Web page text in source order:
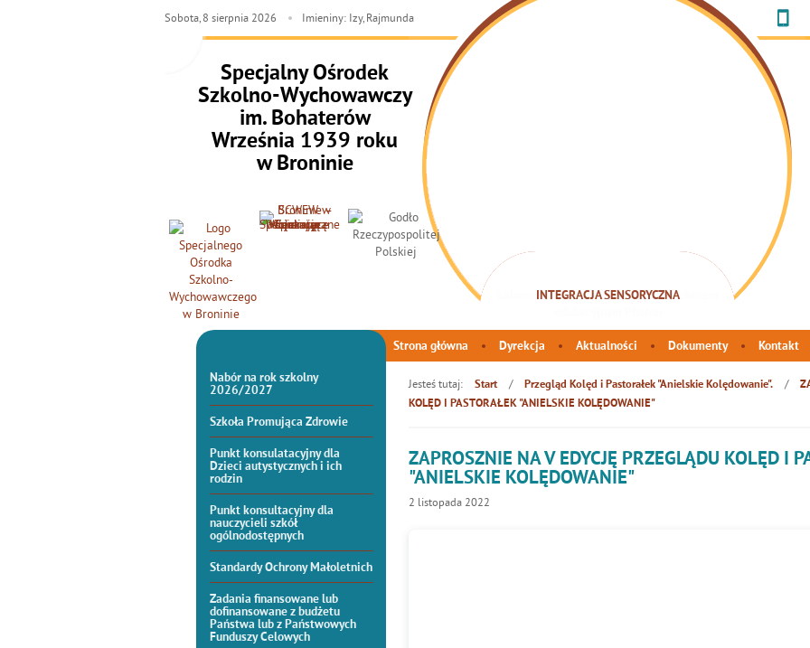
Specjalny Ośrodek
Szkolno-Wychowawczy
im. Bohaterów
Września 1939 roku
w Broninie
Sobota, 8 sierpnia 2026 Imieniny: Izy, Rajmunda
INTEGRACJA SENSORYCZNA
Strona główna Dyrekcja Aktualności Dokumenty Kontakt
Nabór na rok szkolny
2026/2027
Szkoła Promująca Zdrowie
Punkt konsulatacyjny dla
Dzieci autystycznych i ich
rodzin
Punkt konsultacyjny dla
nauczycieli szkół
ogólnodostępnych
Standardy Ochrony Małoletnich
Zadania finansowane lub
dofinansowane z budżetu
Państwa lub z Państwowych
Funduszy Celowych
Jesteś tutaj: Start / Przegląd Kolęd i Pastorałek "Anielskie Kolędowanie". /
KOLĘD I PASTORAŁEK "ANIELSKIE KOLĘDOWANIE"
ZAPROSZNIE NA V EDYCJĘ PRZEGLĄDU KOLĘD I
"ANIELSKIE KOLĘDOWANIE"
2 listopada 2022